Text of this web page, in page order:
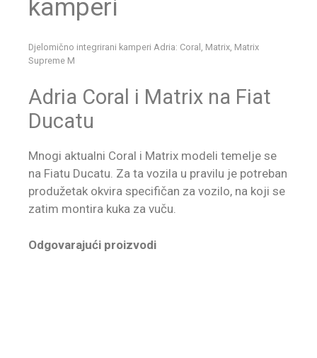
kamperi
Djelomično integrirani kamperi Adria: Coral, Matrix, Matrix
Supreme M
Adria Coral i Matrix na Fiat
Ducatu
Mnogi aktualni Coral i Matrix modeli temelje se
na Fiatu Ducatu. Za ta vozila u pravilu je potreban
produžetak okvira specifičan za vozilo, na koji se
zatim montira kuka za vuču.
Odgovarajući proizvodi